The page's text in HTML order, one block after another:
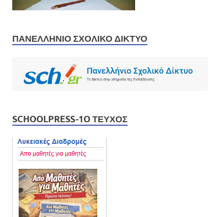
ΠΑΝΕΛΛΉΝΙΟ ΣΧΟΛΙΚΌ ΔΊΚΤΥΟ
SCHOOLPRESS-1O ΤΕΎΧΟΣ